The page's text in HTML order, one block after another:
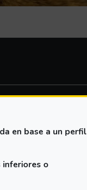
en base a un perfil
inferiores o